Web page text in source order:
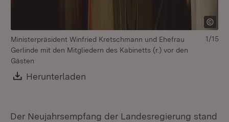
Ministerpräsident Winfried Kretschmann und Ehefrau
Gerlinde mit den Mitgliedern des Kabinetts (r.) vor den
Gästen
Download:
Herunterladen
1/15
Der Neujahrsempfang der Landesregierung stand